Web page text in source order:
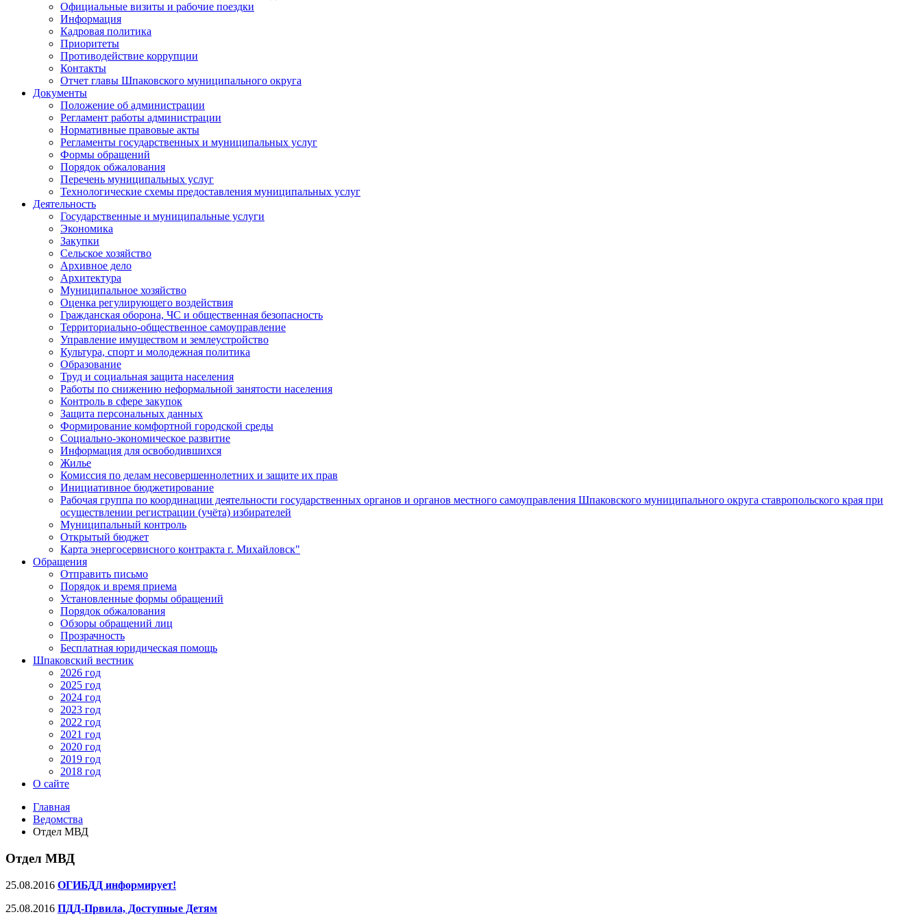
Официальные визиты и рабочие поездки
Информация
Кадровая политика
Приоритеты
Противодействие коррупции
Контакты
Отчет главы Шпаковского муниципального округа
Документы
Положение об администрации
Регламент работы администрации
Нормативные правовые акты
Регламенты государственных и муниципальных услуг
Формы обращений
Порядок обжалования
Перечень муниципальных услуг
Технологические схемы предоставления муниципальных услуг
Деятельность
Государственные и муниципальные услуги
Экономика
Закупки
Сельское хозяйство
Архивное дело
Архитектура
Муниципальное хозяйство
Оценка регулирующего воздействия
Гражданская оборона, ЧС и общественная безопасность
Территориально-общественное самоуправление
Управление имуществом и землеустройство
Культура, спорт и молодежная политика
Образование
Труд и социальная защита населения
Работы по снижению неформальной занятости населения
Контроль в сфере закупок
Защита персональных данных
Формирование комфортной городской среды
Социально-экономическое развитие
Информация для освободившихся
Жилье
Комиссия по делам несовершеннолетних и защите их прав
Инициативное бюджетирование
Рабочая группа по координации деятельности государственных органов и органов местного самоуправления Шпаковского муниципального округа ставропольского края при
осуществлении регистрации (учёта) избирателей
Муниципальный контроль
Открытый бюджет
Карта энергосервисного контракта г. Михайловск"
Обращения
Отправить письмо
Порядок и время приема
Установленные формы обращений
Порядок обжалования
Обзоры обращений лиц
Прозрачность
Бесплатная юридическая помощь
Шпаковский вестник
2026 год
2025 год
2024 год
2023 год
2022 год
2021 год
2020 год
2019 год
2018 год
О сайте
Главная
Ведомства
Отдел МВД
Отдел МВД
25.08.2016 ОГИБДД информирует!
25.08.2016 ПДД-Првила, Доступные Детям